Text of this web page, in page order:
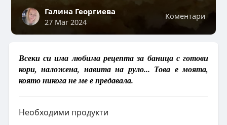
Коментари
Галина Георгиева
27 Mar 2024
Всеки си има любима рецепта за баница с готови
кори, наложена, навита на руло... Това е моята,
която никога не ме е предавала.
Необходими продукти